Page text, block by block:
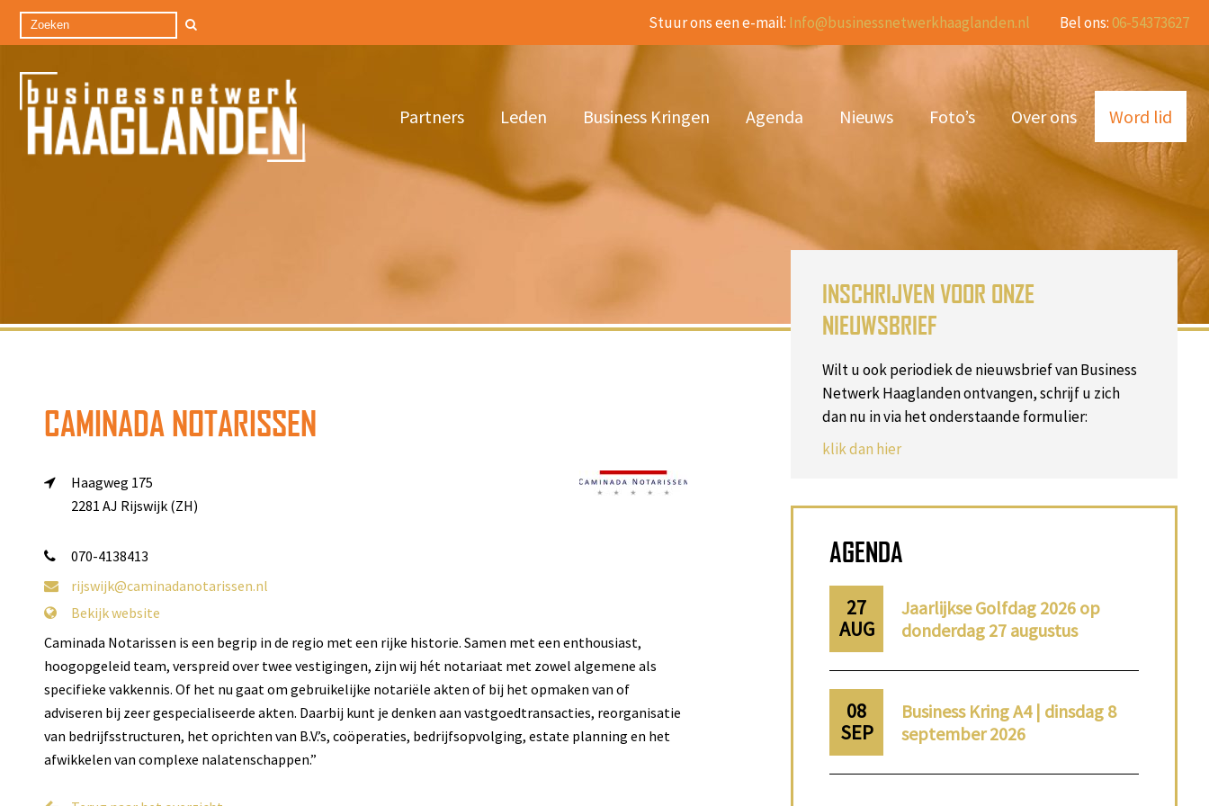
Stuur ons een e-mail: Info@businessnetwerkhaaglanden.nl Bel ons: 06-54373627
Partners Leden Business Kringen Agenda Nieuws Foto’s Over ons Word lid
CAMINADA NOTARISSEN
Haagweg 175
2281 AJ Rijswijk (ZH)
070-4138413
rijswijk@caminadanotarissen.nl
Bekijk website
Caminada Notarissen is een begrip in de regio met een rijke historie. Samen met een enthousiast,
hoogopgeleid team, verspreid over twee vestigingen, zijn wij hét notariaat met zowel algemene als
specifieke vakkennis. Of het nu gaat om gebruikelijke notariële akten of bij het opmaken van of
adviseren bij zeer gespecialiseerde akten. Daarbij kunt je denken aan vastgoedtransacties, reorganisatie
van bedrijfsstructuren, het oprichten van B.V.’s, coöperaties, bedrijfsopvolging, estate planning en het
afwikkelen van complexe nalatenschappen.”
INSCHRIJVEN VOOR ONZE
NIEUWSBRIEF
Wilt u ook periodiek de nieuwsbrief van Business
Netwerk Haaglanden ontvangen, schrijf u zich
dan nu in via het onderstaande formulier:
klik dan hier
AGENDA
27
AUG
Jaarlijkse Golfdag 2026 op
donderdag 27 augustus
08
SEP
Business Kring A4 | dinsdag 8
september 2026